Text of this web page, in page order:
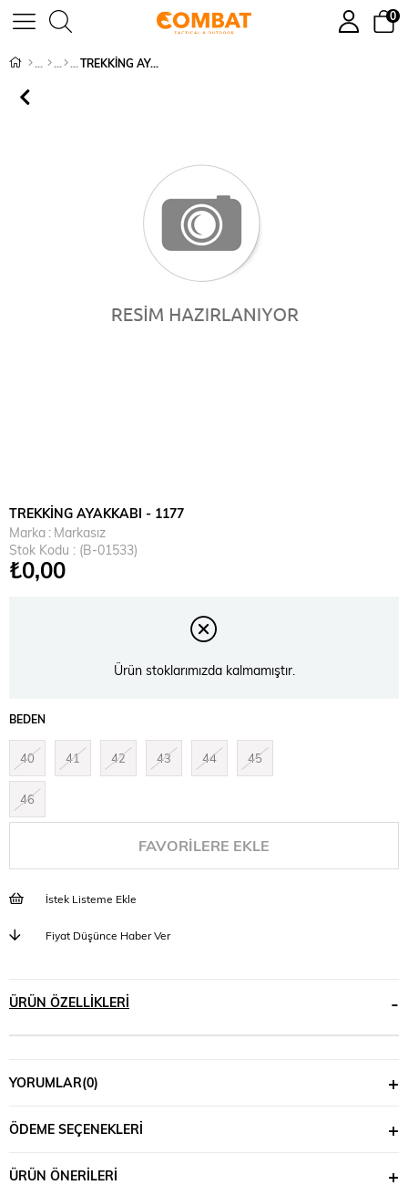
0
TREKKİNG AYAKKABI - 1177
TREKKİNG AYAKKABI - 1177
Marka : Markasız
Stok Kodu
(B-01533)
₺0,00
Ürün stoklarımızda kalmamıştır.
BEDEN
40 41 42 43 44 45
46
FAVORILERE EKLE
İstek Listeme Ekle
Fiyat Düşünce Haber Ver
ÜRÜN ÖZELLIKLERI
YORUMLAR(0)
ÖDEME SEÇENEKLERI
ÜRÜN ÖNERILERI